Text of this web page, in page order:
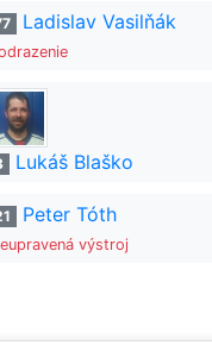
Ladislav Vasilňák
Lukáš Blaško
Peter Tóth
výstroj